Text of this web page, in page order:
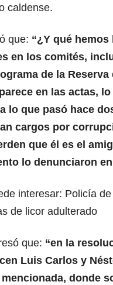
caldense.
que: “¿Y qué
en los comités,
de la
en las actas,
lo que pasó hace
cargos por
que él es el
lo denunciaron
interesar: Policía
de licor adulterado
que: “en la
Luis Carlos y
donde